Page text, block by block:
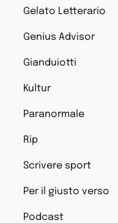
Gelato Letterario
Genius Advisor
Gianduiotti
Kultur
Paranormale
Rip
Scrivere sport
Per il giusto verso
Podcast